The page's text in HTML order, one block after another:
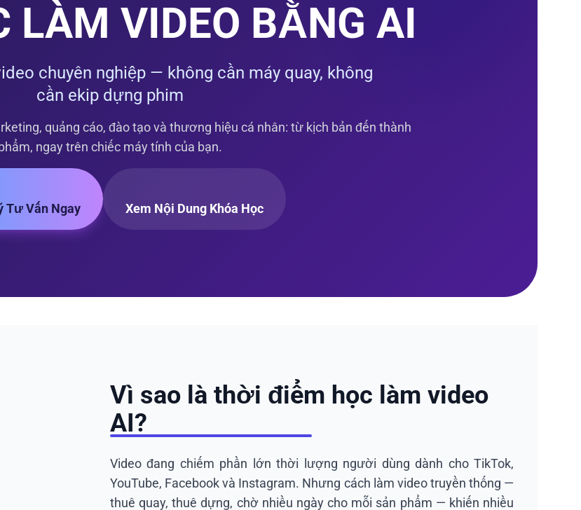
LÀM VIDEO BẰNG AI
chuyên nghiệp — không cần máy quay, không
cần ekip dựng phim
quảng cáo, đào tạo và thương hiệu cá nhân: từ kịch bản đến thành
ngay trên chiếc máy tính của bạn.
Tư Vấn Ngay Xem Nội Dung Khóa Học
Vì sao là thời điểm học làm video
AI?
Video đang chiếm phần lớn thời lượng người dùng dành cho TikTok,
YouTube, Facebook và Instagram. Nhưng cách làm video truyền thống —
thuê quay, thuê dựng, chờ nhiều ngày cho mỗi sản phẩm — khiến nhiều